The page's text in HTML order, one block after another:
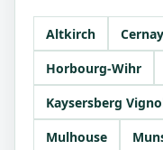
Altkirch Cernay
Horbourg-Wihr
Kaysersberg
Mulhouse